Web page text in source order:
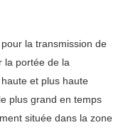
la transmission de
la portée de la
et plus haute
plus grand en temps
située dans la zone